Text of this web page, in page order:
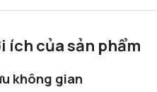
ích của sản phẩm
không gian